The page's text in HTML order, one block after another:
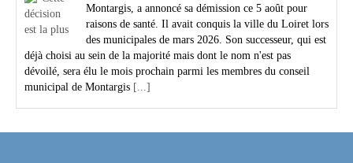
Montargis, a annoncé sa démission ce 5 août pour
raisons de santé. Il avait conquis la ville du Loiret lors
des municipales de mars 2026. Son successeur, qui est
déjà choisi au sein de la majorité mais dont le nom n'est pas
dévoilé, sera élu le mois prochain parmi les membres du conseil
municipal de Montargis [...]